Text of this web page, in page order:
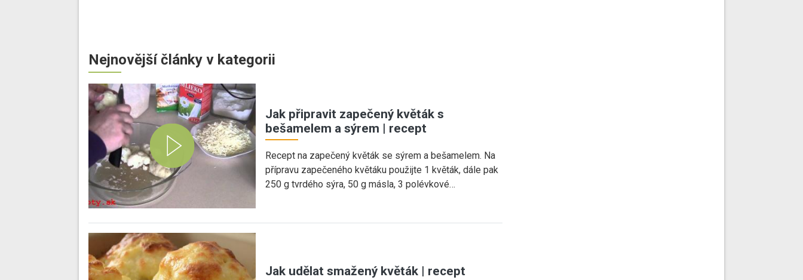
Nejnovější články v kategorii
Jak připravit zapečený květák s
bešamelem a sýrem | recept
Recept na zapečený květák se sýrem a bešamelem. Na
přípravu zapečeného květáku použijte 1 květák, dále pak
250 g tvrdého sýra, 50 g másla, 3 polévkové…
Jak udělat smažený květák | recept